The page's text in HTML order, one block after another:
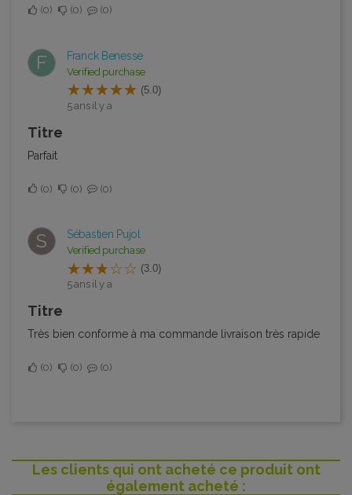
0 0 0
F Franck Benesse
Verified purchase
(5.0)
5 ans il y a
Titre
Parfait
0 0 0
S Sébastien Pujol
Verified purchase
(3.0)
5 ans il y a
Titre
Très bien conforme à ma commande livraison très rapide
0 0 0
Les clients qui ont acheté ce produit ont
également acheté :